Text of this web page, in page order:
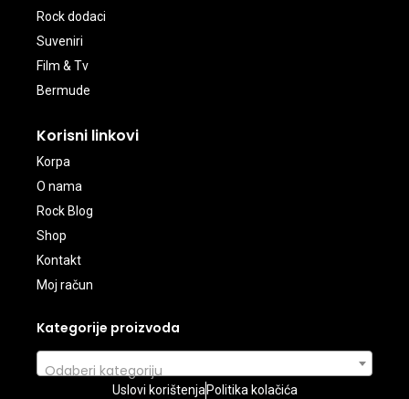
Rock dodaci
Suveniri
Film & Tv
Bermude
Korisni linkovi
Korpa
O nama
Rock Blog
Shop
Kontakt
Moj račun
Kategorije proizvoda
Odaberi kategoriju
Uslovi korištenja Politika kolačića